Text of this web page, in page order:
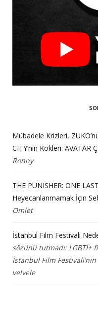
Mübadele Krizleri,
CITY’nin Kökleri: AVATAR
Ronny
THE PUNISHER: ONE
Heyecanlanmamak İçin
Omlet
İstanbul Film Festivali
sözünü tutmadı: LGBTİ+
İstanbul Film
velvele